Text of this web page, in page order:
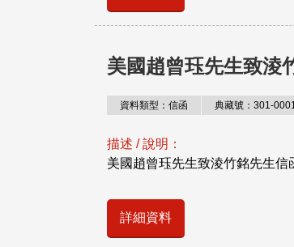
美國趙曾珏先生致淩
資料類型：信函 典藏號：301-
描述 / 說明：
美國趙曾珏先生致淩竹銘先生信
詳細資料